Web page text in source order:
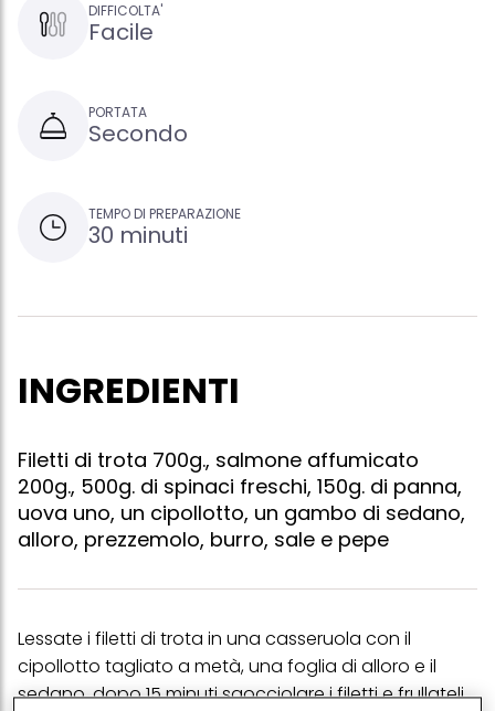
DIFFICOLTA'
Facile
PORTATA
Secondo
TEMPO DI PREPARAZIONE
30 minuti
INGREDIENTI
Filetti di trota 700g., salmone affumicato
200g., 500g. di spinaci freschi, 150g. di panna,
uova uno, un cipollotto, un gambo di sedano,
alloro, prezzemolo, burro, sale e pepe
Lessate i filetti di trota in una casseruola con il
cipollotto tagliato a metà, una foglia di alloro e il
sedano. dopo 15 minuti sgocciolare i filetti e frullateli.